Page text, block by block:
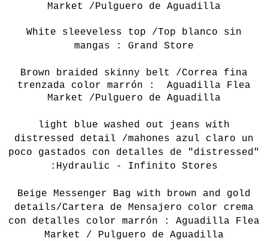
Market /Pulguero de Aguadilla
White sleeveless top /Top blanco sin
mangas : Grand Store
Brown braided skinny belt /Correa fina
trenzada color marrón : Aguadilla
Flea
Market /Pulguero de Aguadilla
light blue washed out jeans with
distressed detail /mahones azul claro un
poco gastados con detalles de "distressed"
:Hydraulic - Infinito Stores
Beige Messenger Bag with brown and gold
details/Cartera de Mensajero color crema
con detalles color marrón : Aguadilla Flea
Market / Pulguero de Aguadilla